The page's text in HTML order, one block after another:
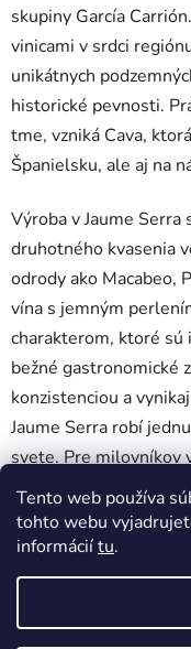
Tento web používa
tohto webu
informáciítu.
skupiny García
vinicami v srdci
unikátnych
historické pevnosti.
tme, vzniká Cava,
Španielsku, ale aj na
Výroba v Jaume
druhotného kvasenia
odrody ako Macabeo,
vína s jemným
charakterom, ktoré sú
bežné gastronomické
konzistenciou a
Jaume Serra robí
svete. Pre milovníkov
spoľahlivú voľbu,
stredomorského